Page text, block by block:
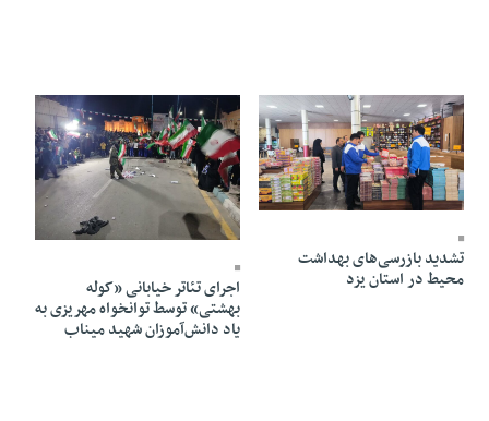
10 Farvardin 1405 - 19:02
تشدید بازرسی‌های بهداشت
محیط در استان یزد
10 Farvardin 1405 - 12:28
اجرای تئاتر خیابانی «کوله
بهشتی» توسط توانخواه مهریزی به
یاد دانش‌آموزان شهید میناب